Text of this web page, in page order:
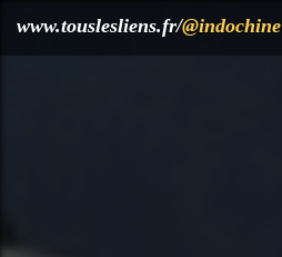
www.touslesliens.fr/@indochine